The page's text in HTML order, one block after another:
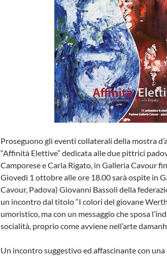
Proseguono gli eventi collaterali della mostra
“Affinità Elettive” dedicata alle due pittrici
Camporese e Carla Rigato, in Galleria Cavour
Giovedì 1 ottobre alle ore 18.00 sarà ospite in
Cavour, Padova) Giovanni Bassoli della
un incontro dal titolo “I colori del giovane
umoristico, ma con un messaggio che sposa
socialità, proprio come avviene nell’arte
Un incontro suggestivo ed affascinante con